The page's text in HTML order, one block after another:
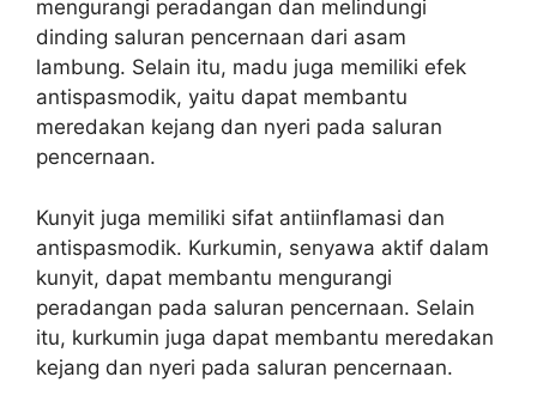
mengurangi peradangan dan melindungi
dinding saluran pencernaan dari asam
lambung. Selain itu, madu juga memiliki efek
antispasmodik, yaitu dapat membantu
meredakan kejang dan nyeri pada saluran
pencernaan.
Kunyit juga memiliki sifat antiinflamasi dan
antispasmodik. Kurkumin, senyawa aktif dalam
kunyit, dapat membantu mengurangi
peradangan pada saluran pencernaan. Selain
itu, kurkumin juga dapat membantu meredakan
kejang dan nyeri pada saluran pencernaan.